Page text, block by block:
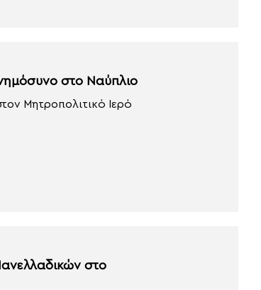
στο Ναύπλιο
Μητροπολιτικό Ιερό
στο